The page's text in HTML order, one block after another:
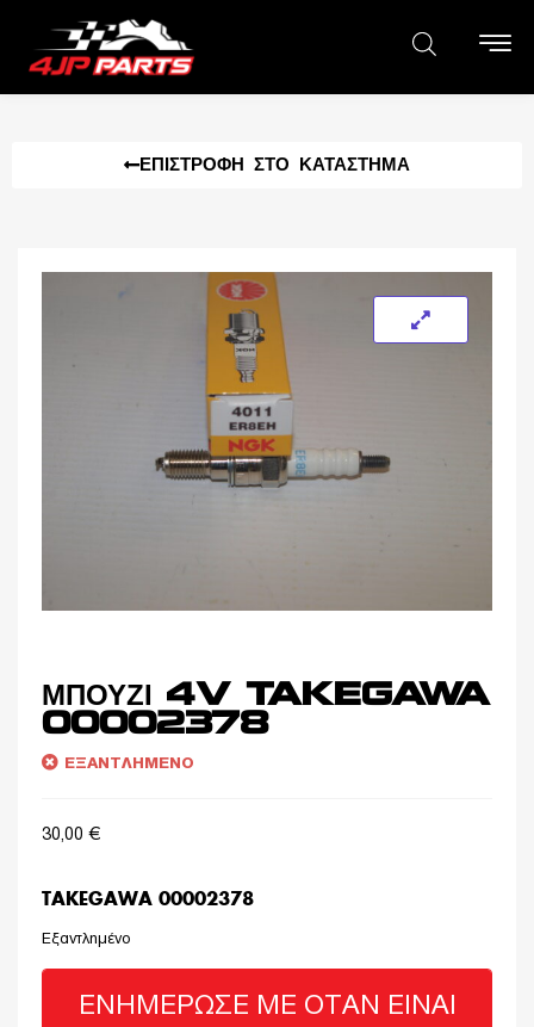
ΕΠΙΣΤΡΟΦΉ ΣΤΟ ΚΑΤΆΣΤΗΜΑ
ΜΠΟΥΖΙ 4V TAKEGAWA
00002378
ΕΞΑΝΤΛΗΜΈΝΟ
30,00 €
TAKEGAWA 00002378
Εξαντλημένο
ΕΝΗΜΈΡΩΣΈ ΜΕ ΌΤΑΝ ΕΊΝΑΙ